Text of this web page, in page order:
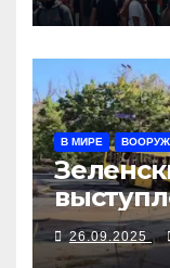
В МИРЕ
рубеж
26.09.2025